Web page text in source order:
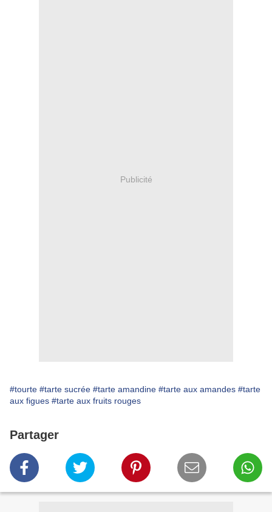
Publicité
#tourte #tarte sucrée #tarte amandine #tarte aux amandes #tarte
aux figues #tarte aux fruits rouges
Partager